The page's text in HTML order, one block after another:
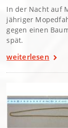
In der Nacht auf
jähriger
gegen einen
spät.
weiterlesen